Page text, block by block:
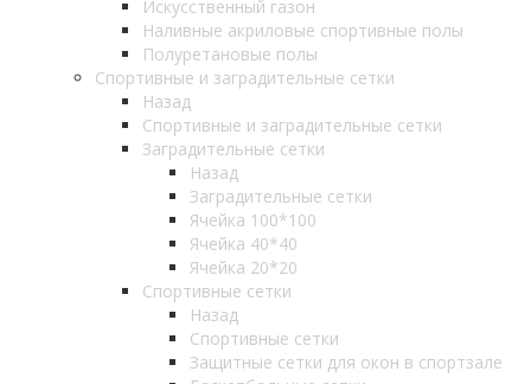
Искусственный газон
Наливные акриловые спортивные полы
Полуретановые полы
Спортивные и заградительные сетки
Назад
Спортивные и заградительные сетки
Заградительные сетки
Назад
Заградительные сетки
Ячейка 100*100
Ячейка 40*40
Ячейка 20*20
Спортивные сетки
Назад
Спортивные сетки
Защитные сетки для окон в спортзале